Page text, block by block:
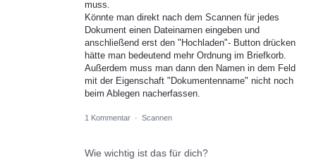
muss.
Könnte man direkt nach dem Scannen für jedes
Dokument einen Dateinamen eingeben und
anschließend erst den "Hochladen"- Button drücken
hätte man bedeutend mehr Ordnung im Briefkorb.
Außerdem muss man dann den Namen in dem Feld
mit der Eigenschaft "Dokumentenname" nicht noch
beim Ablegen nacherfassen.
1 Kommentar · Scannen
Wie wichtig ist das für dich?